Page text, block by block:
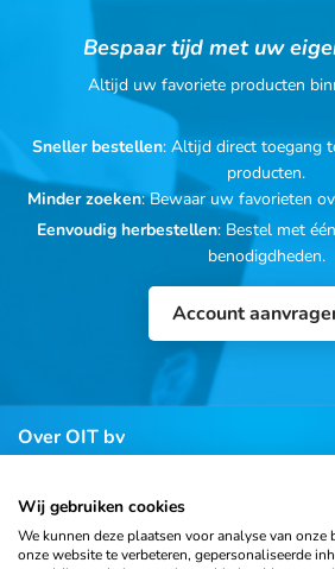
Bespaar tijd met uw
Altijd uw favoriete producten
Sneller bestellen: Altijd direct toegang
producten.
Minder zoeken: Bewaar uw favorieten
Eenvoudig herbestellen: Bestel met
benodigdheden.
Account
Over OIT bv
Klantenservice
Wij gebruiken cookies
We kunnen deze plaatsen voor analyse van onze
onze website te verbeteren, gepersonaliseerde